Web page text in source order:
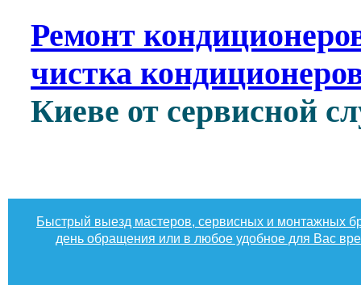
Ремонт
чистка
Киеве от сервисной
Быстрый выезд мастеров, сервисных и монтажных
день обращения или в любое удобное для Вас